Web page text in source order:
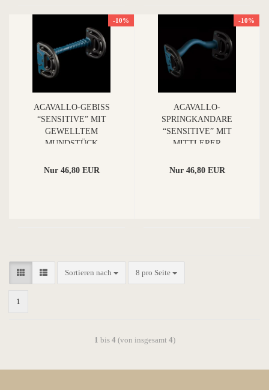
-10%
ACAVALLO-GEBISS
“SENSITIVE” MIT
GEWELLTEM
MUNDSTÜCK
Nur 46,80 EUR
-10%
ACAVALLO-
SPRINGKANDARE
“SENSITIVE” MIT
MITTLERER
Nur 46,80 EUR
Sortieren nach 8 pro Seite
1
1 bis 4 (von insgesamt 4)